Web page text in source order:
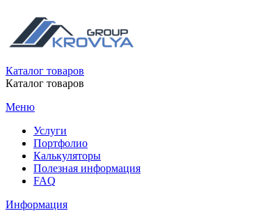
Каталог товаров
Каталог товаров
Меню
Услуги
Портфолио
Калькуляторы
Полезная информация
FAQ
Информация